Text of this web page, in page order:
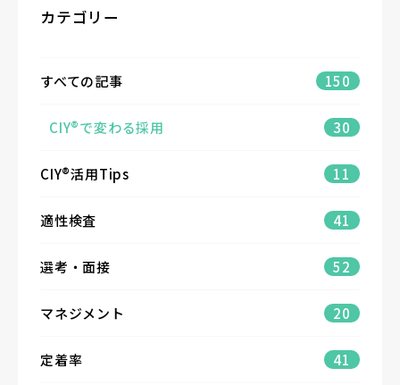
カテゴリー
すべての記事 150
CIY®で変わる採用 30
CIY®活用Tips 11
適性検査 41
選考・面接 52
マネジメント 20
定着率 41